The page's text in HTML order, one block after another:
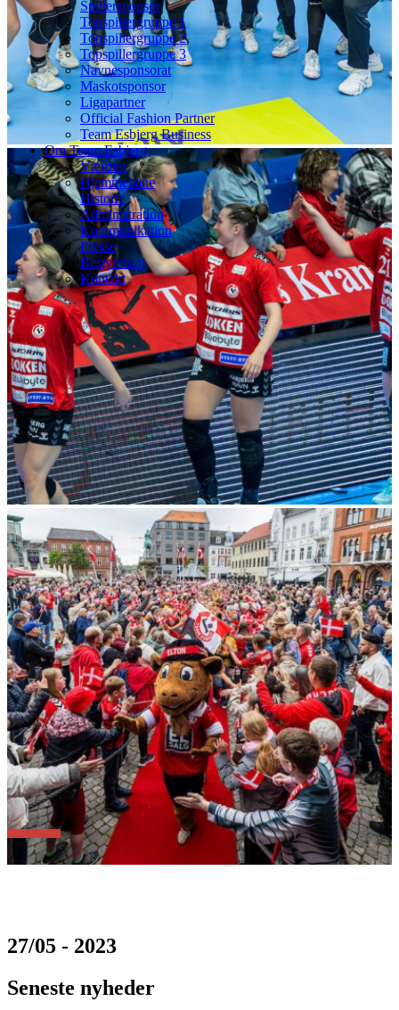
Spillersponsor
Topspillergruppe 1
Topspillergruppe 2
Topspillergruppe 3
Navnesponsorat
Maskotsponsor
Ligapartner
Official Fashion Partner
Team Esbjerg Business
Om Team Esbjerg
Værdier
Hjemmebane
Historie
Administration
Kommunikation
Presse
Bestyrelsen
Kontakt
27/05 - 2023
Seneste nyheder